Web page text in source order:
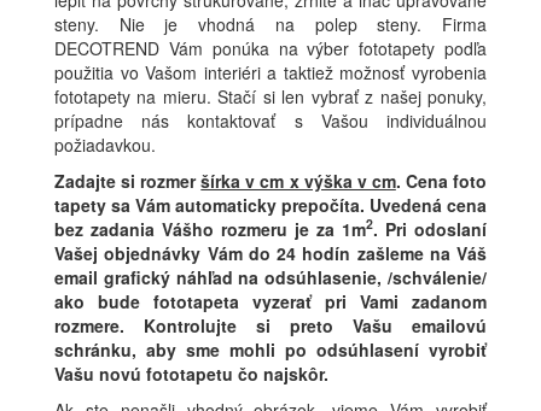
steny. Nie je vhodná na polep steny. Firma
DECOTREND Vám ponúka na výber fototapety podľa
použitia vo Vašom interiéri a taktiež možnosť vyrobenia
fototapety na mieru. Stačí si len vybrať z našej ponuky,
prípadne nás kontaktovať s Vašou individuálnou
požiadavkou.
Zadajte si rozmeršírka v cm x výška v cm. Cena foto
tapety sa Vám automaticky prepočíta. Uvedená cena
bez zadania Vášho rozmeru je za 1m2. Pri odoslaní
Vašej objednávky Vám do 24 hodín zašleme na Váš
email grafický náhľad na odsúhlasenie, /schválenie/
ako bude fototapeta vyzerať pri Vami zadanom
rozmere. Kontrolujte si preto Vašu emailovú
schránku, aby sme mohli po odsúhlasení vyrobiť
Vašu novú fototapetu čo najskôr.